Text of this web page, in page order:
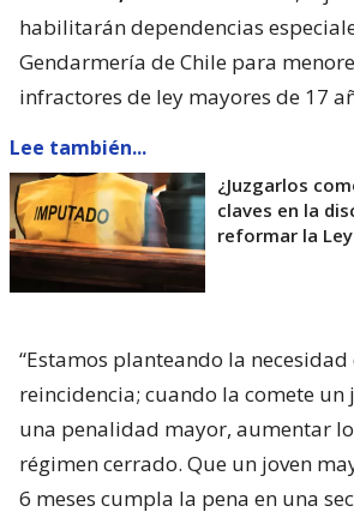
habilitarán dependencias
Gendarmería de Chile para
infractores de ley mayores de 17
Lee también...
¿Juzgarlos
claves en la
reformar la
“Estamos planteando la
reincidencia; cuando la comete un
una penalidad mayor, aumentar
régimen cerrado. Que un joven
6 meses cumpla la pena en una